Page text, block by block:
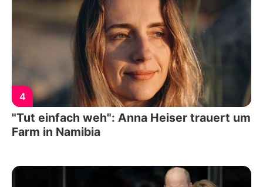
4
"Tut einfach weh": Anna Heiser trauert um
Farm in Namibia